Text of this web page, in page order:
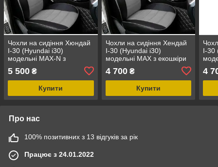
Чохли на сидіння Хюндай
І-30 (Hyundai i30)
модельні MAX-N з
графіт
5 500 ₴
Купити
Чохли на сидіння Хендай
І-30 (Hyundai i30)
модельні MAX з екошкіри
4 700₴
Купити
І-
4
Про нас
100% позитивних з 13 відгуків за рік
Працює з 24.01.2022